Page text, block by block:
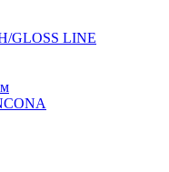
GLOSS LINE